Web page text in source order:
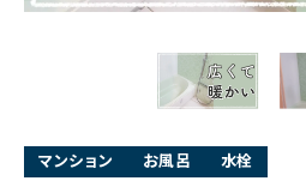
マンション お風呂 水栓